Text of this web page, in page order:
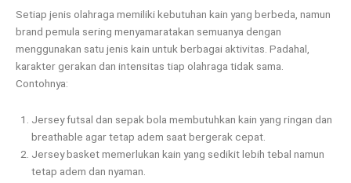
Setiap jenis olahraga memiliki kebutuhan kain yang berbeda, namun
brand pemula sering menyamaratakan semuanya dengan
menggunakan satu jenis kain untuk berbagai aktivitas. Padahal,
karakter gerakan dan intensitas tiap olahraga tidak sama.
Contohnya:
Jersey futsal dan sepak bola membutuhkan kain yang ringan dan
breathable agar tetap adem saat bergerak cepat.
Jersey basket memerlukan kain yang sedikit lebih tebal namun
tetap adem dan nyaman.